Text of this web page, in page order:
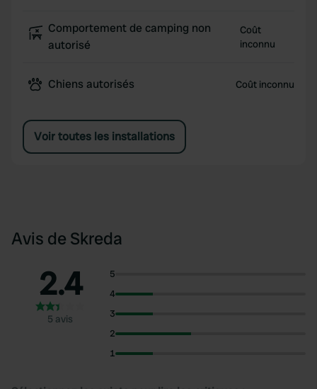
Comportement de camping non
autorisé
Coût
inconnu
Chiens autorisés Coût inconnu
Voir toutes les installations
Avis de Skreda
2.4
5 avis
5
4
3
2
1